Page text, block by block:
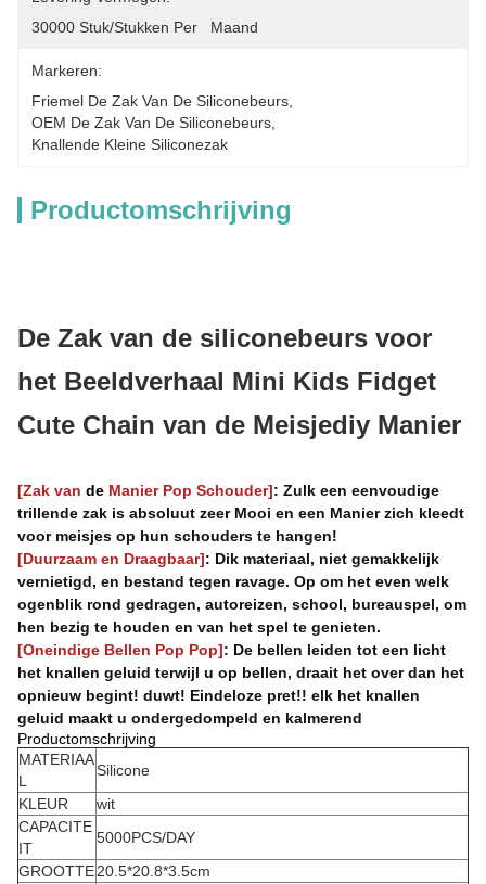
30000 Stuk/Stukken Per   Maand
Markeren:
Friemel De Zak Van De Siliconebeurs
OEM De Zak Van De Siliconebeurs
Knallende Kleine Siliconezak
Productomschrijving
De Zak van de siliconebeurs voor
het Beeldverhaal Mini Kids Fidget
Cute Chain van de Meisjediy Manier
[Zak van de Manier Pop Schouder]: Zulk een eenvoudige
trillende zak is absoluut zeer Mooi en een Manier zich kleedt
voor meisjes op hun schouders te hangen!
[Duurzaam en Draagbaar]: Dik materiaal, niet gemakkelijk
vernietigd, en bestand tegen ravage. Op om het even welk
ogenblik rond gedragen, autoreizen, school, bureauspel, om
hen bezig te houden en van het spel te genieten.
[Oneindige Bellen Pop Pop]: De bellen leiden tot een licht
het knallen geluid terwijl u op bellen, draait het over dan het
opnieuw begint! duwt! Eindeloze pret!! elk het knallen
geluid maakt u ondergedompeld en kalmerend
Productomschrijving
MATERIAA
L
Silicone
KLEUR
wit
CAPACITE
IT
5000PCS/DAY
GROOTTE20.5*20.8*3.5cm